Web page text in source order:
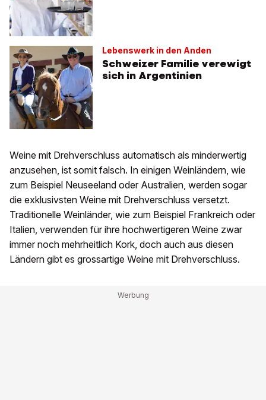
Lebenswerk in den Anden
Schweizer Familie verewigt
sich in Argentinien
Weine mit Drehverschluss automatisch als minderwertig
anzusehen, ist somit falsch. In einigen Weinländern, wie
zum Beispiel Neuseeland oder Australien, werden sogar
die exklusivsten Weine mit Drehverschluss versetzt.
Traditionelle Weinländer, wie zum Beispiel Frankreich oder
Italien, verwenden für ihre hochwertigeren Weine zwar
immer noch mehrheitlich Kork, doch auch aus diesen
Ländern gibt es grossartige Weine mit Drehverschluss.